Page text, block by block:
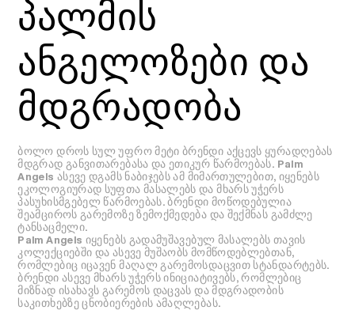
პალმის
ანგელოზები და
მდგრადობა
ბოლო დროს სულ უფრო მეტი ბრენდი აქცევს ყურადღებას
მდგრად განვითარებასა და ეთიკურ წარმოებას. Palm
Angels ასევე დგამს ნაბიჯებს ამ მიმართულებით, იყენებს
ეკოლოგიურად სუფთა მასალებს და მხარს უჭერს
პასუხისმგებელ წარმოებას. ბრენდი მოწოდებულია
შეამციროს გარემოზე ზემოქმედება და შექმნას გამძლე
ტანსაცმელი.
Palm Angels იყენებს გადამუშავებულ მასალებს თავის
კოლექციებში და ასევე მუშაობს მომწოდებლებთან,
რომლებიც იცავენ მაღალ გარემოსდაცვით სტანდარტებს.
ბრენდი ასევე მხარს უჭერს ინიციატივებს, რომლებიც
მიზნად ისახავს გარემოს დაცვას და მდგრადობის
საკითხებზე ცნობიერების ამაღლებას.